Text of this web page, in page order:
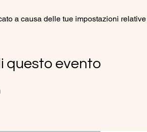
a causa delle tue impostazioni
questo evento